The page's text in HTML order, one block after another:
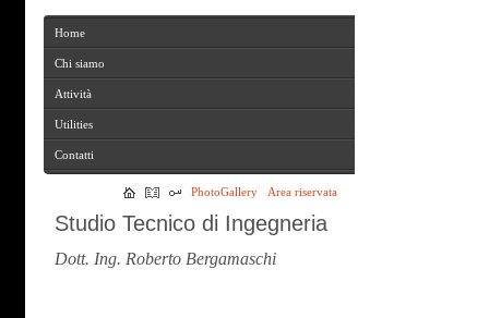
PhotoGallery Area riservata
Studio Tecnico di Ingegneria
Dott. Ing. Roberto Bergamaschi
Home
Chi siamo
Attività
Utilities
Contatti